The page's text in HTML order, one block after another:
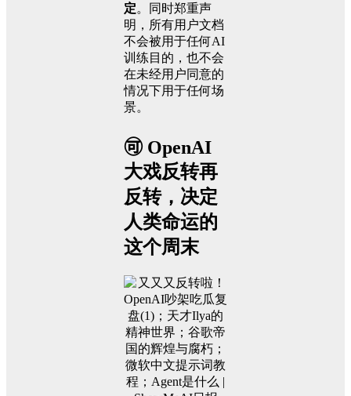
定。同时郑重声
明，所有用户文档
不会被用于任何AI
训练目的，也不会
在未经用户同意的
情况下用于任何场
景。
🉑 OpenAI
大戏反转再
反转，决定
人类命运的
这个周末